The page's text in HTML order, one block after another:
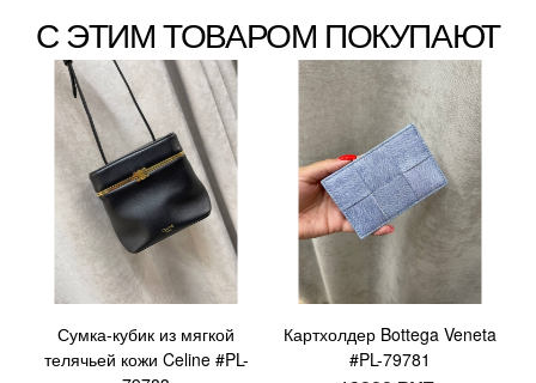
С ЭТИМ ТОВАРОМ ПОКУПАЮТ
Сумка-кубик из мягкой
телячьей кожи Celine #PL-
Картхолдер Bottega Veneta
#PL-79781